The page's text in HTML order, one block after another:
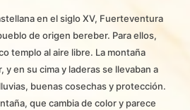
en el siglo XV, Fuerteventura
de origen bereber. Para ellos,
templo al aire libre. La montaña
en su cima y laderas se llevaban a
buenas cosechas y protección.
que cambia de color y parece